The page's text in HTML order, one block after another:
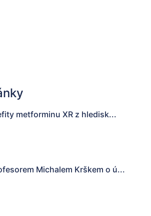
metforminu XR z hledisk...
Michalem Krškem o ú...